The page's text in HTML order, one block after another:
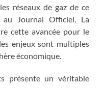
réseaux de gaz de ce
Journal Officiel. La
cette avancée pour le
enjeux sont multiples
économique.
présente un véritable